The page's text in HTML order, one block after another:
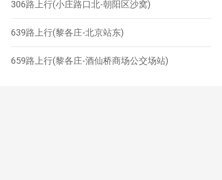
306路上行(小庄路口北-朝阳区沙窝)
639路上行(黎各庄-北京站东)
659路上行(黎各庄-酒仙桥商场公交场站)